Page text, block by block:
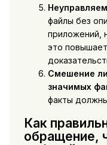
файлы без
приложений,
это
Смешение
значимых
факты
Как
обращение,